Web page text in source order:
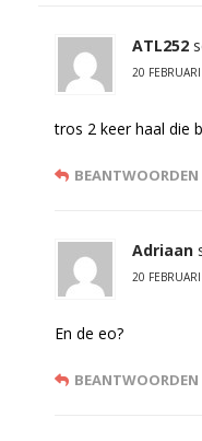
ATL252
20
tros 2 keer haal die
BEANTWOORDEN
Adriaan
20
En de eo?
BEANTWOORDEN